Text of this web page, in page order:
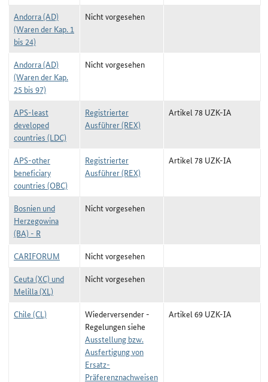
Andorra (AD)
(Waren der Kap. 1
bis 24)
Nicht vorgesehen
Andorra (AD)
(Waren der Kap.
25 bis 97)
Nicht vorgesehen
APS-least
developed
countries (LDC)
Registrierter
Ausführer (REX)
Artikel 78 UZK-IA
APS-other
beneficiary
countries (OBC)
Registrierter
Ausführer (REX)
Artikel 78 UZK-IA
Bosnien und
Herzegowina
(BA) - R
Nicht vorgesehen
CARIFORUM
Nicht vorgesehen
Ceuta (XC) und
Melilla (XL)
Nicht vorgesehen
Chile (CL)
Wiederversender -
Regelungen siehe
Ausstellung bzw.
Ausfertigung von
Ersatz-
Präferenznachweisen
Artikel 69 UZK-IA